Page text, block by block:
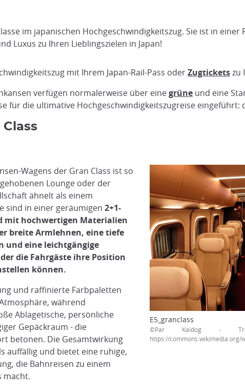
im japanischen Hochgeschwindigkeitszug. Sie ist in
Luxus zu Ihren Lieblingszielen in Japan!
mit Ihrem Japan-Rail-Pass oderZugticketszu
verfügen normalerweise über einegrüne und eine
für die ultimative Hochgeschwindigkeitszugreise eingeführt:
Wagens der Gran Class ist so
Lounge oder der
ähnelt als einem
sind in einer geräumigen 2+1-
mit hochwertigen Materialien
breite Armlehnen, eine tiefe
und eine leichtgängige
die Fahrgäste ihre Position
können.
und raffinierte Farbpaletten
während
Ablagetische, persönliche
Gepäckraum - die
betonen. Die Gesamtwirkung
auffällig und bietet eine ruhige,
die Bahnreisen zu einem
macht.
E5_granclass
©Par Kaidog -
https://commons.wikimedia.org/